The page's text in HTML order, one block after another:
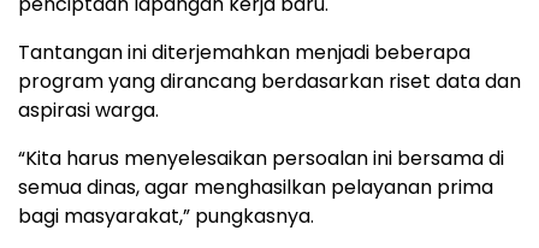
Tantangan ini diterjemahkan menjadi beberapa
program yang dirancang berdasarkan riset data dan
aspirasi warga.
“Kita harus menyelesaikan persoalan ini bersama di
semua dinas, agar menghasilkan pelayanan prima
bagi masyarakat,” pungkasnya.